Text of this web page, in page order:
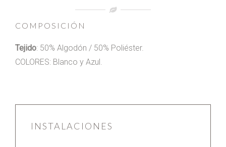
COMPOSICIÓN
Tejido: 50% Algodón / 50% Poliéster.
COLORES: Blanco y Azul.
INSTALACIONES